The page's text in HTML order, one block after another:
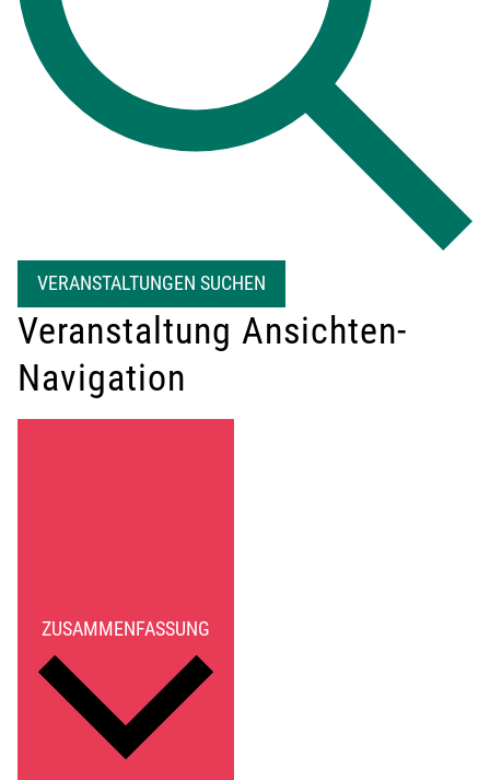
VERANSTALTUNGEN SUCHEN
Veranstaltung Ansichten-
Navigation
ZUSAMMENFASSUNG